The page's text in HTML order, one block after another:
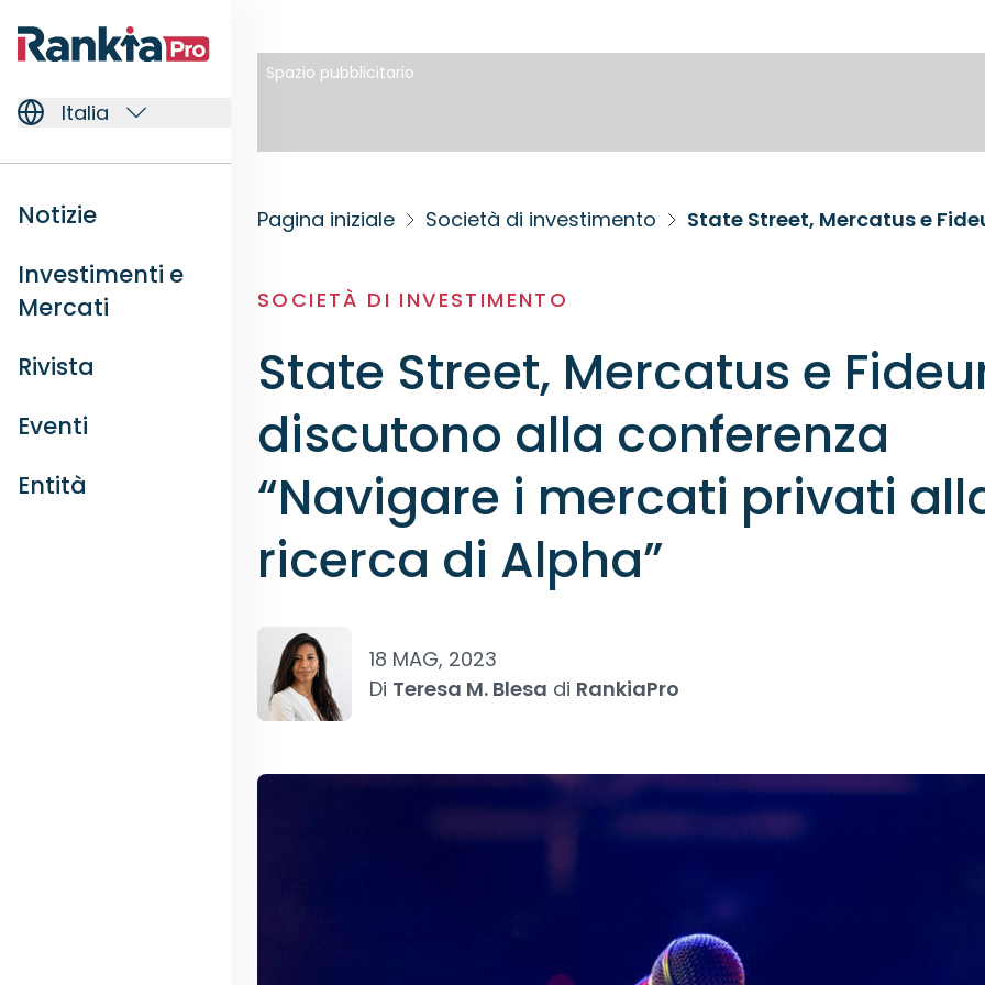
Italia
Notizie
Investimenti e
Mercati
Rivista
Eventi
Entità
Spazio pubblicitario
Pagina iniziale Società di investimento
SOCIETÀ DI INVESTIMENTO
State Street, Mercatus e
discutono alla conferenza
“Navigare i mercati privati
ricerca di Alpha”
18 MAG, 2023
Di Teresa M. Blesa di RankiaPro